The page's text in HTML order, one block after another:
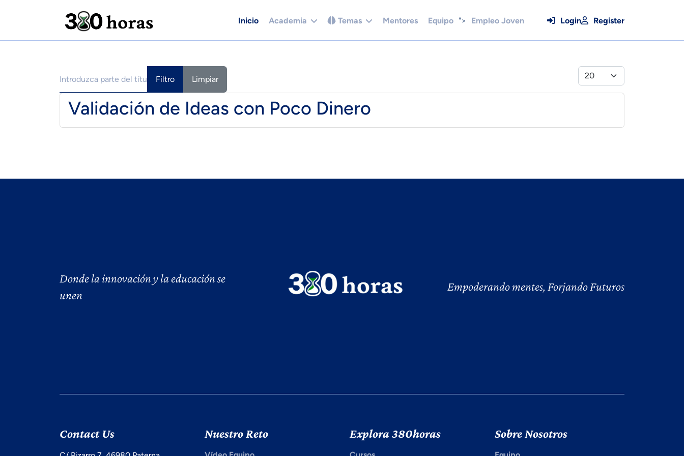
Inicio Academia Temas Mentores Equipo "> Empleo Joven Login Register
Filtro Limpiar
Cantidad
Validación de Ideas con Poco Dinero
Donde la innovación y la educación se
unen
Empoderando mentes, Forjando Futuros
Contact Us Nuestro Reto Explora 380horas Sobre Nosotros